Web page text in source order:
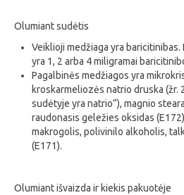
Olumiant sudėtis
Veiklioji medžiaga yra
yra 1, 2 arba 4 miligramai
Pagalbinės medžiagos yra
kroskarmeliozės natrio druska (žr.
sudėtyje yra natrio“), magnio
raudonasis geležies oksidas
makrogolis, polivinilo alkoholis,
(E171).
Olumiant išvaizda ir kiekis pakuotėje